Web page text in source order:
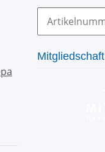
Mitgliedschaft